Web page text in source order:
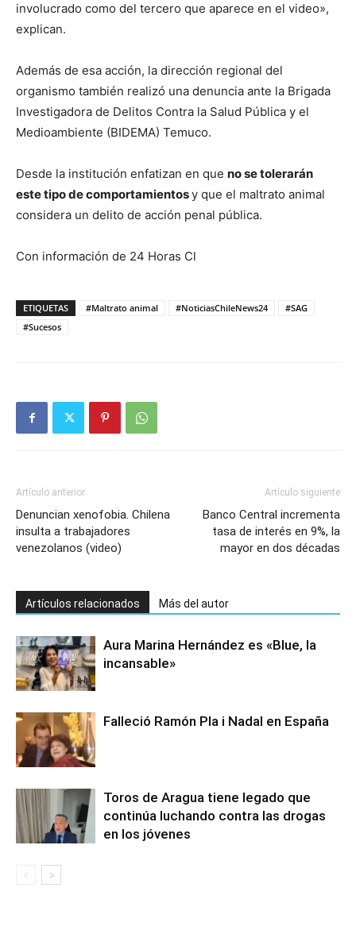
involucrado como del tercero que aparece en el video»,
explican.
Además de esa acción, la dirección regional del
organismo también realizó una denuncia ante la Brigada
Investigadora de Delitos Contra la Salud Pública y el
Medioambiente (BIDEMA) Temuco.
Desde la institución enfatizan en que no se tolerarán
este tipo de comportamientosy que el maltrato animal
considera un delito de acción penal pública.
Con información de 24 Horas Cl
ETIQUETAS #Maltrato animal #NoticiasChileNews24
#SAG
#Sucesos
Artículo anterior
Denuncian xenofobia. Chilena
insulta a trabajadores
venezolanos (video)
Artículo siguiente
Banco Central incrementa
tasa de interés en 9%, la
mayor en dos décadas
Artículos relacionados Más del autor
Aura Marina Hernández es «Blue, la
incansable»
Falleció Ramón Pla i Nadal en España
Toros de Aragua tiene legado que
continúa luchando contra las drogas
en los jóvenes